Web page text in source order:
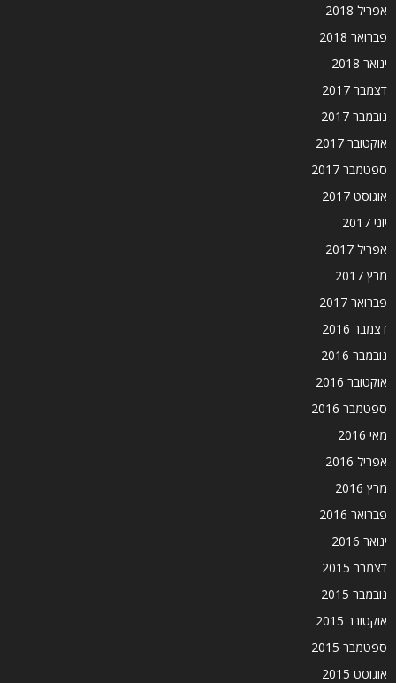
אפריל 2018
פברואר 2018
ינואר 2018
דצמבר 2017
נובמבר 2017
אוקטובר 2017
ספטמבר 2017
אוגוסט 2017
יוני 2017
אפריל 2017
מרץ 2017
פברואר 2017
דצמבר 2016
נובמבר 2016
אוקטובר 2016
ספטמבר 2016
מאי 2016
אפריל 2016
מרץ 2016
פברואר 2016
ינואר 2016
דצמבר 2015
נובמבר 2015
אוקטובר 2015
ספטמבר 2015
אוגוסט 2015